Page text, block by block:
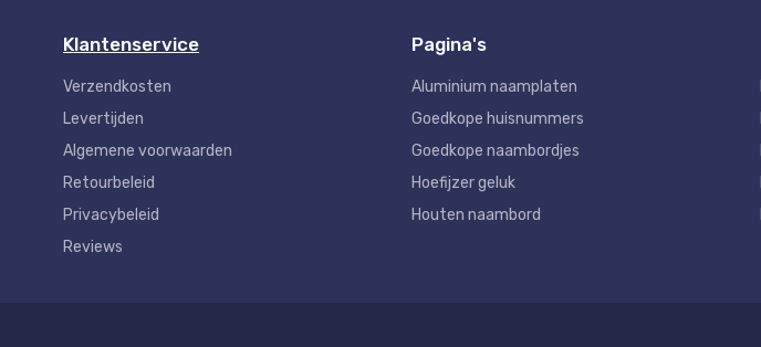
Klantenservice
Verzendkosten
Levertijden
Algemene voorwaarden
Retourbeleid
Privacybeleid
Reviews
Pagina's
Aluminium naamplaten
Goedkope huisnummers
Goedkope naambordjes
Hoefijzer geluk
Houten naambord